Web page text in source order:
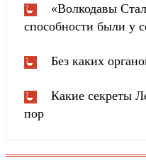
«Волкодавы
способности были у
Без каких
Какие секреты
пор